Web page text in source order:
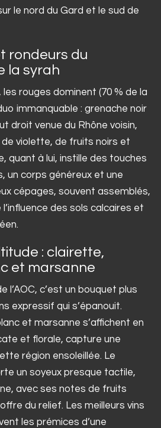
le nord du Gard et le sud de
rondeurs du
la syrah
les rouges dominent (70 % de la
immanquable : grenache noir
droit venue du Rhône voisin,
violette, de fruits noirs et
quant à lui, instille des touches
un corps généreux et une
cépages, souvent assemblés,
des sols calcaires et
: clairette,
et marsanne
l’AOC, c’est un bouquet plus
expressif qui s’épanouit.
et marsanne s’affichent en
et florale, capture une
région ensoleillée. Le
un soyeux presque tactile,
avec ses notes de fruits
du relief. Les meilleurs vins
les prémices d’une